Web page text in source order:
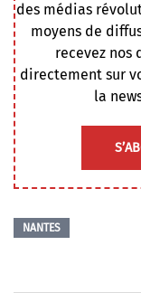
des médias
moyens de
recevez nos
directement sur
la
NANTES